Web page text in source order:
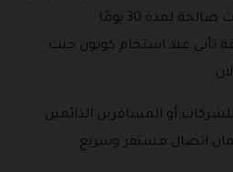
35 دولارًا لباقة 10 جيجابايت صالحة لمدة 30 يومًا
تأتي عند استخام كوبون جيت
أو المسافرين الدائمين
اتصال مستقر وسريع.